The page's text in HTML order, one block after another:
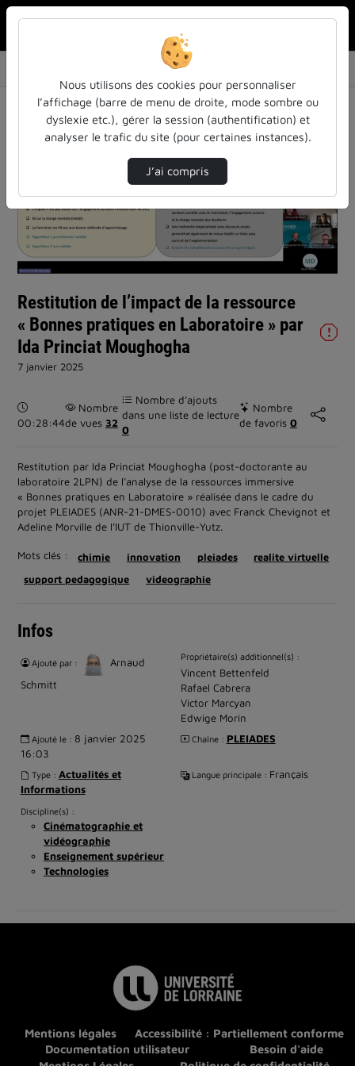
Restitution de l’impact de la ressource « Bo…
Lire
la
vidéo
Restitution de l’impact de la ressource
« Bonnes pratiques en Laboratoire » par
Ida Princiat Moughogha
7 janvier 2025
Durée :
00:28:44
Nombre
de vues 32
Nombre d’ajouts
dans une liste de lecture
0
Nombre
de favoris 0
Restitution par Ida Princiat Moughogha (post-doctorante au
laboratoire 2LPN) de l’analyse de la ressources immersive
« Bonnes pratiques en Laboratoire » réalisée dans le cadre du
projet PLEIADES (ANR-21-DMES-0010) avec Franck Chevignot et
Adeline Morville de l’IUT de Thionville-Yutz.
Mots clés : chimie innovation pleiades
realite virtuelle
support pedagogique
videographie
Infos
Ajouté par :
Arnaud
Schmitt
Propriétaire(s) additionnel(s) :
Vincent Bettenfeld
Rafael Cabrera
Victor Marcyan
Edwige Morin
Ajouté le : 8 janvier 2025
16:03
Chaîne : PLEIADES
Type : Actualités et
Informations
Langue principale : Français
Discipline(s) :
Cinématographie et
vidéographie
Enseignement supérieur
Technologies
Mentions légales
Accessibilité : Partiellement conforme
Documentation utilisateur
Besoin d'aide
Nous utilisons des cookies pour personnaliser
l’affichage (barre de menu de droite, mode sombre ou
dyslexie etc.), gérer la session (authentification) et
analyser le trafic du site (pour certaines instances).
J’ai compris